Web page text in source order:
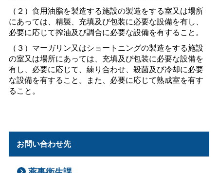
（２）食用油脂を製造する施設の製造をする室又は場所
にあっては、精製、充填及び包装に必要な設備を有し、
必要に応じて搾油及び調合に必要な設備を有すること。
（３）マーガリン又はショートニングの製造をする施設
の室又は場所にあっては、充填及び包装に必要な設備を
有し、必要に応じて、練り合わせ、殺菌及び冷却に必要
な設備を有すること。また、必要に応じて熟成室を有す
ること。
お問い合わせ先